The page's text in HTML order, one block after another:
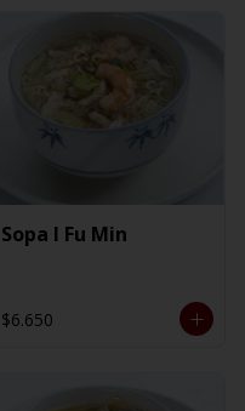
Sopa I Fu Min
$6.650